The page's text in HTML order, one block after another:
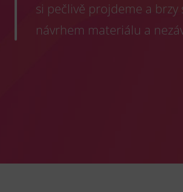
si pečlivě projdeme a brzy
návrhem materiálu a